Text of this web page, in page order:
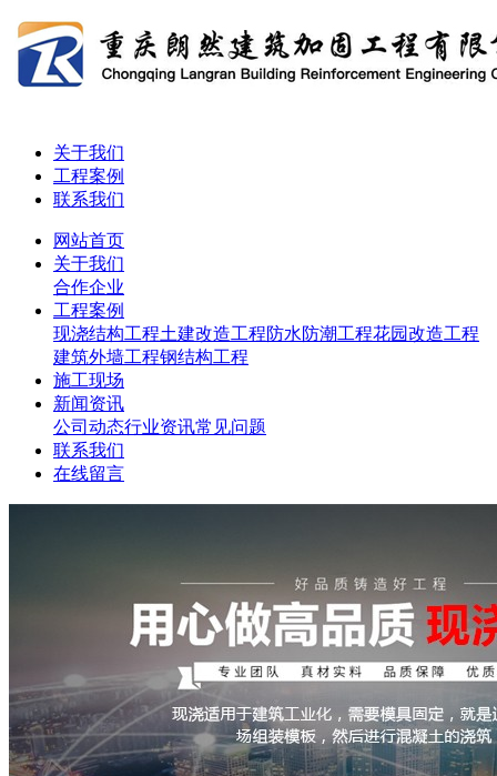
关于我们
工程案例
联系我们
网站首页
关于我们
合作企业
工程案例
现浇结构工程土建改造工程防水防潮工程花园改造工程
建筑外墙工程钢结构工程
施工现场
新闻资讯
公司动态行业资讯常见问题
联系我们
在线留言